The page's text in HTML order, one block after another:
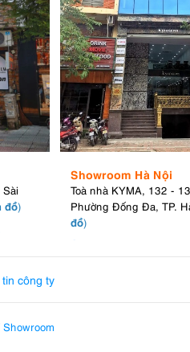
đồ)
Showroom Hà Nội
Toà nhà KYMA, 132 -
Phường Đống Đa, TP.
đồ)
công ty